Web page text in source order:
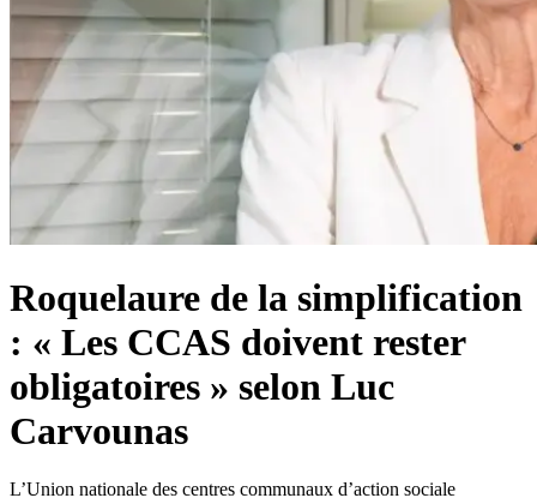
Roquelaure de la simplification
: « Les CCAS doivent rester
obligatoires » selon Luc
Carvounas
L’Union nationale des centres communaux d’action sociale